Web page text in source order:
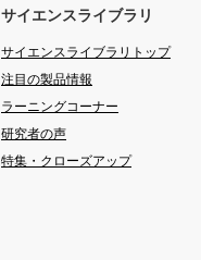
サイエンスライブラリ
サイエンスライブラリトップ
注目の製品情報
ラーニングコーナー
研究者の声
特集・クローズアップ